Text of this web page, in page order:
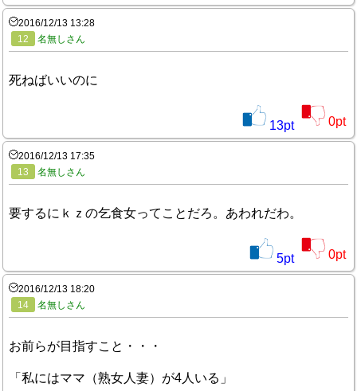
2016/12/13 13:28
12
名無しさん
死ねばいいのに
13pt 0pt
2016/12/13 17:35
13
名無しさん
要するにｋｚの乞食女ってことだろ。あわれだわ。
5pt 0pt
2016/12/13 18:20
14
名無しさん
お前らが目指すこと・・・
「私にはママ（熟女人妻）が4人いる」